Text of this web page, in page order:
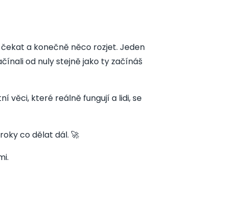
a konečně něco rozjet. Jeden
od nuly stejně jako ty začínáš
věci, které reálně fungují a lidi, se
co dělat dál. 🚀